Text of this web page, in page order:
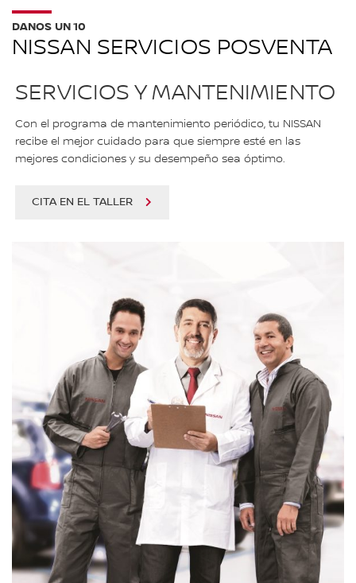
NISSAN SERVICIOS POSVENTA
DANOS UN 10
SERVICIOS Y MANTENIMIENTO
Con el programa de mantenimiento periódico, tu NISSAN
recibe el mejor cuidado para que siempre esté en las
mejores condiciones y su desempeño sea óptimo.
CITA EN EL TALLER